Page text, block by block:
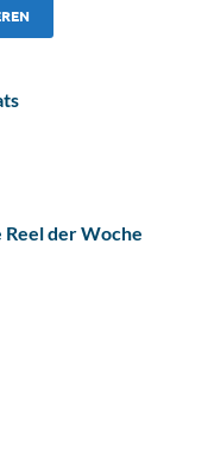
der Woche